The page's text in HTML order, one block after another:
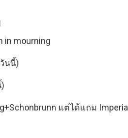
in mourning
นนี้)
แต่ได้แถม Imperial